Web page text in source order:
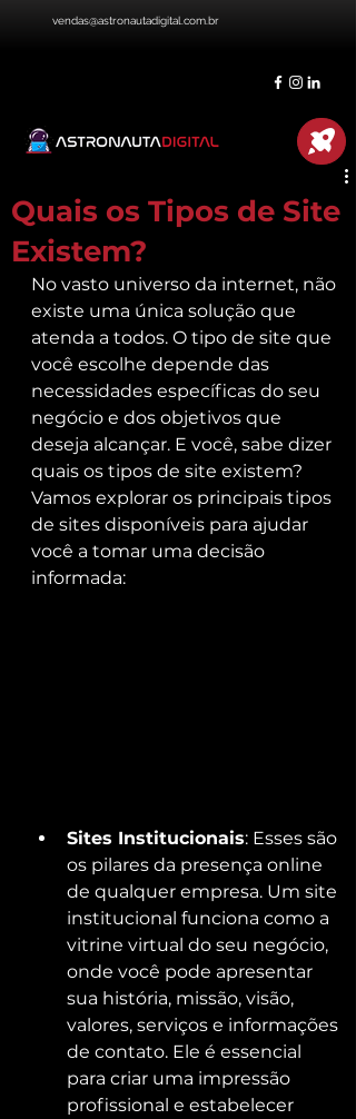
vendas@astronautadigital.com.br
Quais os Tipos de Site
Existem?
No vasto universo da internet, não
existe uma única solução que
atenda a todos. O tipo de site que
você escolhe depende das
necessidades específicas do seu
negócio e dos objetivos que
deseja alcançar. E você, sabe dizer
quais os tipos de site existem?
Vamos explorar os principais tipos
de sites disponíveis para ajudar
você a tomar uma decisão
informada:
Sites Institucionais: Esses são
os pilares da presença online
de qualquer empresa. Um site
institucional funciona como a
vitrine virtual do seu negócio,
onde você pode apresentar
sua história, missão, visão,
valores, serviços e informações
de contato. Ele é essencial
para criar uma impressão
profissional e estabelecer